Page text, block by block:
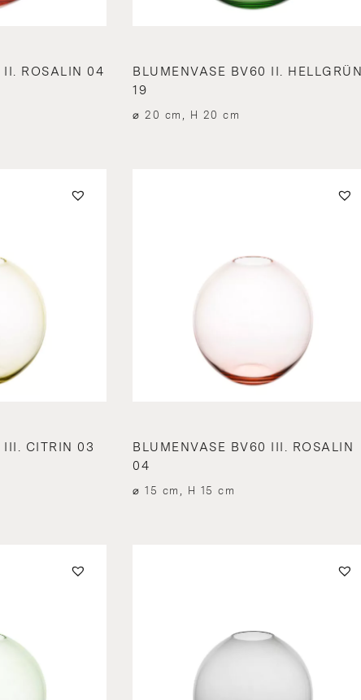
II. ROSALIN 04
BLUMENVASE BV60 II. HELLGRÜN
19
⌀ 20 cm, H 20 cm
III. CITRIN 03
BLUMENVASE BV60 III. ROSALIN
04
⌀ 15 cm, H 15 cm